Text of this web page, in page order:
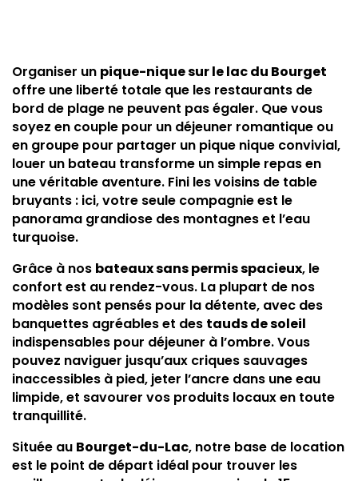
Organiser un pique-nique sur le lac du Bourget
offre une liberté totale que les restaurants de
bord de plage ne peuvent pas égaler. Que vous
soyez en couple pour un déjeuner romantique ou
en groupe pour partager un pique nique convivial,
louer un bateau transforme un simple repas en
une véritable aventure. Fini les voisins de table
bruyants : ici, votre seule compagnie est le
panorama grandiose des montagnes et l’eau
turquoise.
Grâce à nos bateaux sans permis spacieux, le
confort est au rendez-vous. La plupart de nos
modèles sont pensés pour la détente, avec des
banquettes agréables et des tauds de soleil
indispensables pour déjeuner à l’ombre. Vous
pouvez naviguer jusqu’aux criques sauvages
inaccessibles à pied, jeter l’ancre dans une eau
limpide, et savourer vos produits locaux en toute
tranquillité.
Située au Bourget-du-Lac, notre base de location
est le point de départ idéal pour trouver les